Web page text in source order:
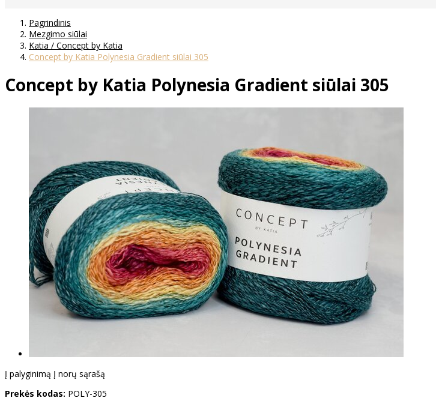
Pagrindinis
Mezgimo siūlai
Katia / Concept by Katia
Concept by Katia Polynesia Gradient siūlai 305
Concept by Katia Polynesia Gradient siūlai 305
Į palyginimą Į norų sąrašą
Prekės kodas: POLY-305